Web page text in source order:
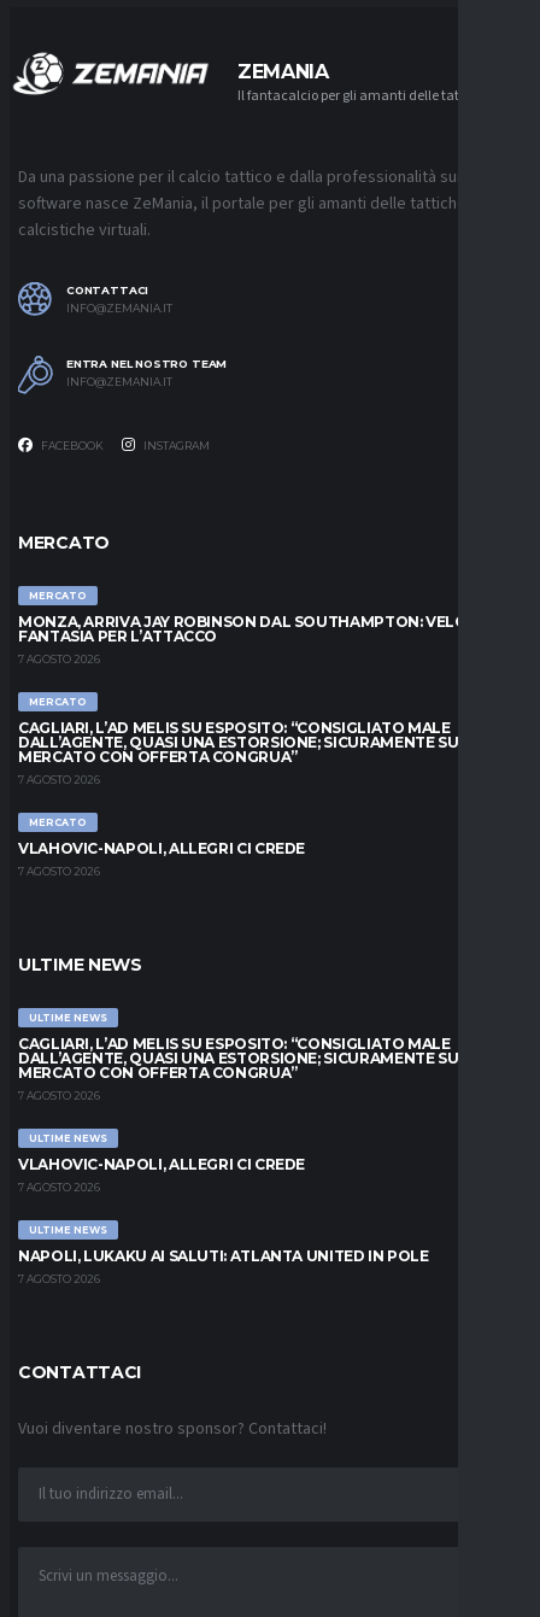
ZEMANIA
Il fantacalcio per gli amanti delle tattiche
Da una passione per il calcio tattico e dalla professionalità sui
software nasce ZeMania, il portale per gli amanti delle tattiche
calcistiche virtuali.
CONTATTACI
INFO@ZEMANIA.IT
ENTRA NEL NOSTRO TEAM
INFO@ZEMANIA.IT
FACEBOOK INSTAGRAM
MERCATO
MERCATO
MONZA, ARRIVA JAY ROBINSON DAL SOUTHAMPTON: VELOCITÀ E
FANTASIA PER L’ATTACCO
7 AGOSTO 2026
MERCATO
CAGLIARI, L’AD MELIS SU ESPOSITO: “CONSIGLIATO MALE
DALL’AGENTE, QUASI UNA ESTORSIONE; SICURAMENTE SUL
MERCATO CON OFFERTA CONGRUA”
7 AGOSTO 2026
MERCATO
VLAHOVIC-NAPOLI, ALLEGRI CI CREDE
7 AGOSTO 2026
ULTIME NEWS
ULTIME NEWS
CAGLIARI, L’AD MELIS SU ESPOSITO: “CONSIGLIATO MALE
DALL’AGENTE, QUASI UNA ESTORSIONE; SICURAMENTE SUL
MERCATO CON OFFERTA CONGRUA”
7 AGOSTO 2026
ULTIME NEWS
VLAHOVIC-NAPOLI, ALLEGRI CI CREDE
7 AGOSTO 2026
ULTIME NEWS
NAPOLI, LUKAKU AI SALUTI: ATLANTA UNITED IN POLE
7 AGOSTO 2026
CONTATTACI
Vuoi diventare nostro sponsor? Contattaci!